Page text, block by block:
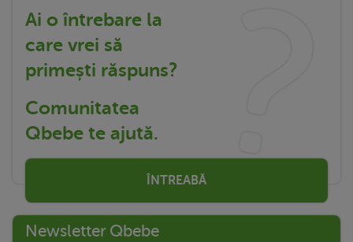
Ai o întrebare la
care vrei să
primești răspuns?
Comunitatea
Qbebe te ajută.
ÎNTREABĂ
Newsletter Qbebe